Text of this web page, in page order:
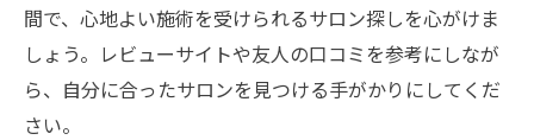
間で、心地よい施術を受けられるサロン探しを心がけま
しょう。レビューサイトや友人の口コミを参考にしなが
ら、自分に合ったサロンを見つける手がかりにしてくだ
さい。